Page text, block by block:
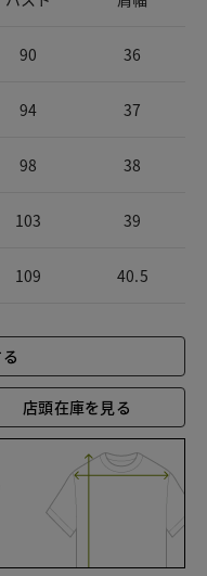
90 36
94 37
98 38
103 39
109 40.5
店頭在庫を見る